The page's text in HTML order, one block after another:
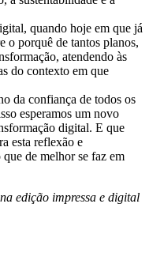
quando hoje em que já
o porquê de tantos planos,
atendendo às
do contexto em que
da confiança de todos os
esperamos um novo
digital. E que
esta reflexão e
de melhor se faz em
edição impressa e digital